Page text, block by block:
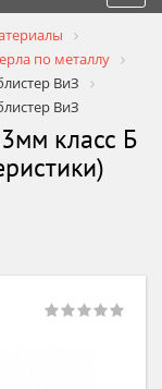
по металлу
ВиЗ
ВиЗ
класс Б